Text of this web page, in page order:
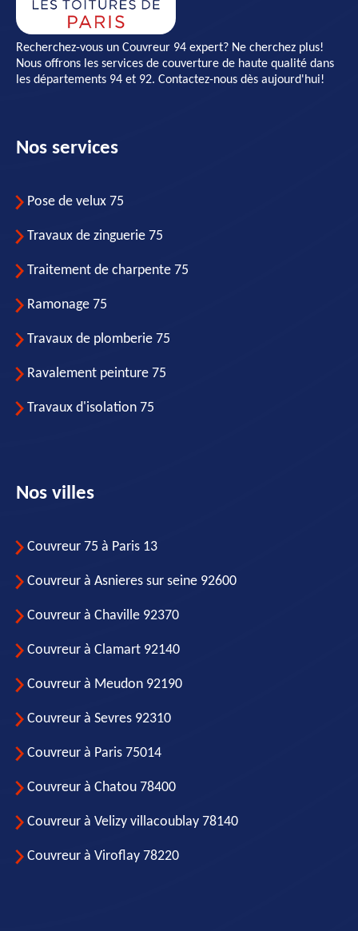
Recherchez-vous un Couvreur 94 expert? Ne cherchez plus!
Nous offrons les services de couverture de haute qualité dans
les départements 94 et 92. Contactez-nous dès aujourd'hui!
Nos services
Pose de velux 75
Travaux de zinguerie 75
Traitement de charpente 75
Ramonage 75
Travaux de plomberie 75
Ravalement peinture 75
Travaux d'isolation 75
Nos villes
Couvreur 75 à Paris 13
Couvreur à Asnieres sur seine 92600
Couvreur à Chaville 92370
Couvreur à Clamart 92140
Couvreur à Meudon 92190
Couvreur à Sevres 92310
Couvreur à Paris 75014
Couvreur à Chatou 78400
Couvreur à Velizy villacoublay 78140
Couvreur à Viroflay 78220